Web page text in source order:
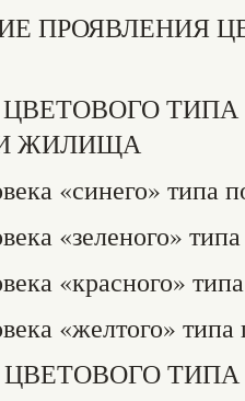
ПРОЯВЛЕНИЯ
ЖИЛИЩА
«синего» типа
«зеленого»
«красного»
«желтого» типа